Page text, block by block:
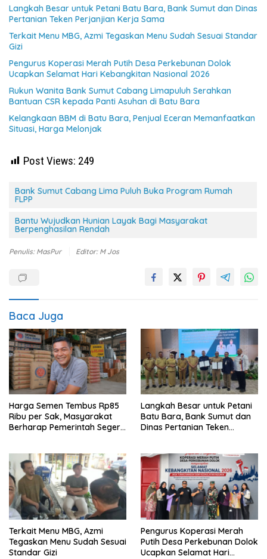
Langkah Besar untuk Petani Batu Bara, Bank Sumut dan Dinas
Pertanian Teken Perjanjian Kerja Sama
Terkait Menu MBG, Azmi Tegaskan Menu Sudah Sesuai Standar
Gizi
Pengurus Koperasi Merah Putih Desa Perkebunan Dolok
Ucapkan Selamat Hari Kebangkitan Nasional 2026
Rukun Wanita Bank Sumut Cabang Limapuluh Serahkan
Bantuan CSR kepada Panti Asuhan di Batu Bara
Kelangkaan BBM di Batu Bara, Penjual Eceran Memanfaatkan
Situasi, Harga Melonjak
Post Views: 249
Bank Sumut Cabang Lima Puluh Buka Program Rumah
FLPP
Bantu Wujudkan Hunian Layak Bagi Masyarakat
Berpenghasilan Rendah
Penulis: MasPur Editor: M Jos
Baca Juga
Harga Semen Tembus Rp85
Ribu per Sak, Masyarakat
Berharap Pemerintah Segera
Langkah Besar untuk Petani
Batu Bara, Bank Sumut dan
Dinas Pertanian Teken
Terkait Menu MBG, Azmi
Tegaskan Menu Sudah Sesuai
Standar Gizi
Pengurus Koperasi Merah
Putih Desa Perkebunan Dolok
Ucapkan Selamat Hari